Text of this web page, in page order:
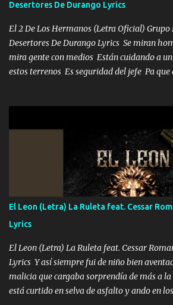
bailar Pero es que tengo un par de
mueven solo por el interés P...
Desertores De Durango Lyrics
El 2 De Los Hermanos (Letra Oficial) Grupo
Desertores De Durango Lyrics Se miran
mira gente con medios Están cuidando a
estos terrenos Es seguridad del jefe Pa
ni tampoco las mujeres porque es platica
que estar alegres doy las instrucciones para
Música Si es que salta algún problema de
ahí está el Hombre Cuarenta y también
cualquier problema no más es cuestión que
FALTA UN HERMANO DE CLAVE ERA EL
HOMBRE VALIENTE POR ALGO M'URIÓ
VIO POR LA FAMILIA PARA QUE SIGA EL
los HERMANOS un cerebro inteligente y
El Leon (Letra) La Ruleta feat. Cessar
Lyrics
El Leon (Letra) La Ruleta feat. Cessar
Lyrics Y así siempre fui de niño bien
malicia que cargaba sorprendía de más a
está curtido en selva de asfalto y ando en